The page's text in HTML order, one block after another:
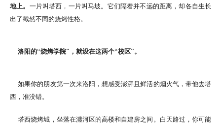
地上。 一片叫塔西，一片叫马坡。它们隔着并不远的距离，却各自生长
出了截然不同的烧烤性格。
洛阳的“烧烤学院”，就设在这两个“校区”。
如果你的朋友第一次来洛阳，想感受澎湃且鲜活的烟火气，带他去塔
西，准没错。
塔西烧烤城，坐落在瀍河区的高楼和自建房之间。白天路过，你可能